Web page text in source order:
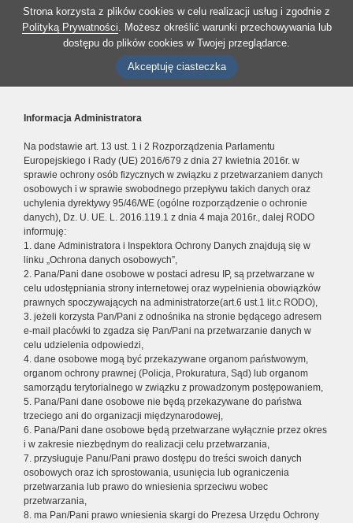
Strona korzysta z plików cookies w celu realizacji usług i zgodnie z
Polityką Prywatności. Możesz określić warunki przechowywania lub
dostępu do plików cookies w Twojej przeglądarce.
Akceptuję ciasteczka
Informacja Administratora
Na podstawie art. 13 ust. 1 i 2 Rozporządzenia Parlamentu
Europejskiego i Rady (UE) 2016/679 z dnia 27 kwietnia 2016r. w
sprawie ochrony osób fizycznych w związku z przetwarzaniem danych
osobowych i w sprawie swobodnego przepływu takich danych oraz
uchylenia dyrektywy 95/46/WE (ogólne rozporządzenie o ochronie
danych), Dz. U. UE. L. 2016.119.1 z dnia 4 maja 2016r., dalej RODO
informuję:
1. dane Administratora i Inspektora Ochrony Danych znajdują się w
linku „Ochrona danych osobowych”,
2. Pana/Pani dane osobowe w postaci adresu IP, są przetwarzane w
celu udostępniania strony internetowej oraz wypełnienia obowiązków
prawnych spoczywających na administratorze(art.6 ust.1 lit.c RODO),
3. jeżeli korzysta Pan/Pani z odnośnika na stronie będącego adresem
e-mail placówki to zgadza się Pan/Pani na przetwarzanie danych w
celu udzielenia odpowiedzi,
4. dane osobowe mogą być przekazywane organom państwowym,
organom ochrony prawnej (Policja, Prokuratura, Sąd) lub organom
samorządu terytorialnego w związku z prowadzonym postępowaniem,
5. Pana/Pani dane osobowe nie będą przekazywane do państwa
trzeciego ani do organizacji międzynarodowej,
6. Pana/Pani dane osobowe będą przetwarzane wyłącznie przez okres
i w zakresie niezbędnym do realizacji celu przetwarzania,
7. przysługuje Panu/Pani prawo dostępu do treści swoich danych
osobowych oraz ich sprostowania, usunięcia lub ograniczenia
przetwarzania lub prawo do wniesienia sprzeciwu wobec
przetwarzania,
8. ma Pan/Pani prawo wniesienia skargi do Prezesa Urzędu Ochrony